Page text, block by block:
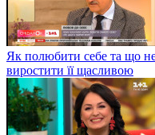
Як полюбити себе та що
виростити її щасливою